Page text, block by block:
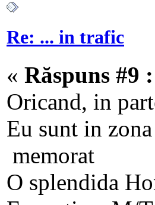
Re: ... in trafic
« Răspuns #9 :
Oricand, in
Eu sunt in
memorat
O splendida